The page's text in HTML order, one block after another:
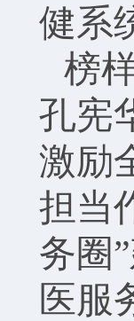
健系
榜
孔宪
激励
担当
务圈
医服